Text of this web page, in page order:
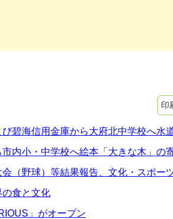
印
碧海信用金庫から大府北中学校へ水
内小・中学校へ絵本「大きな木」の
（野球）等結果報告、文化・スポー
食と文化
」がオープン